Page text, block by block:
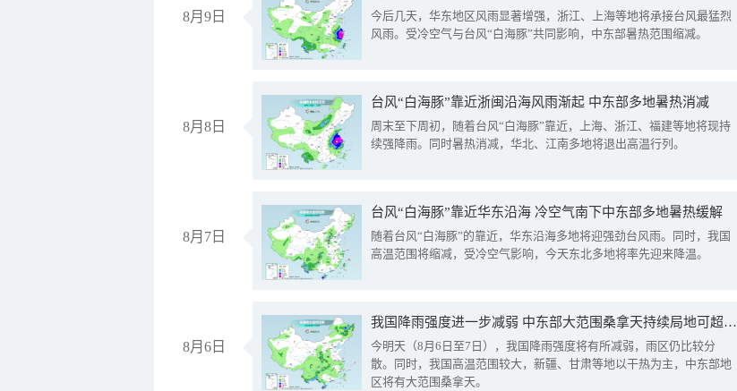
8月9日
今后几天，华东地区风雨显著增强，浙江、上海等地将承接台风最猛烈
风雨。受冷空气与台风“白海豚”共同影响，中东部暑热范围缩减。
8月8日
台风“白海豚”靠近浙闽沿海风雨渐起 中东部多地暑热消减
周末至下周初，随着台风“白海豚”靠近，上海、浙江、福建等地将现持
续强降雨。同时暑热消减，华北、江南多地将退出高温行列。
8月7日
台风“白海豚”靠近华东沿海 冷空气南下中东部多地暑热缓解
随着台风“白海豚”的靠近，华东沿海多地将迎强劲台风雨。同时，我国
高温范围将缩减，受冷空气影响，今天东北多地将率先迎来降温。
8月6日
我国降雨强度进一步减弱 中东部大范围桑拿天持续局地可超38℃
今明天（8月6日至7日），我国降雨强度将有所减弱，雨区仍比较分
散。同时，我国高温范围较大，新疆、甘肃等地以干热为主，中东部地
区将有大范围桑拿天。